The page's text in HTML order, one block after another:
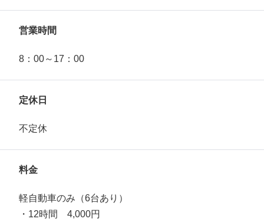
営業時間
8：00～17：00
定休日
不定休
料金
軽自動車のみ（6台あり）
・12時間 4,000円